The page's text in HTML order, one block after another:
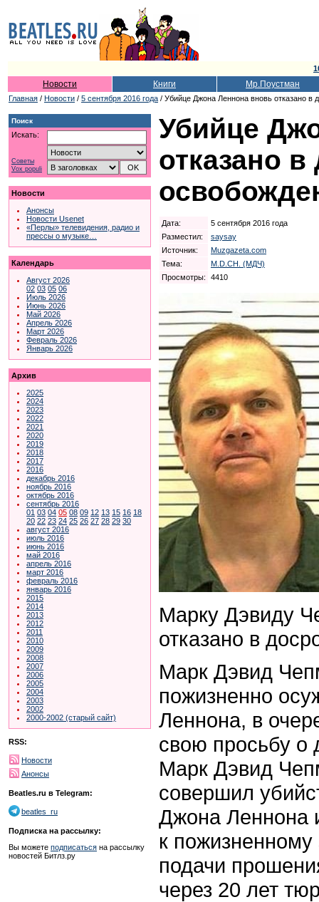
Новости Книги Мр.Поустман
Главная / Новости / 5 сентября 2016 года / Убийце Джона Леннона вновь отказано в
Поиск
Искать:
Советы
Vox populi
Новости
Анонсы
Новости Usenet
«Перлы» телевидения, радио и
прессы о музыке…
Календарь
Август 2026
02 03 05 06
Июль 2026
Июнь 2026
Май 2026
Апрель 2026
Март 2026
Февраль 2026
Январь 2026
Архив
2025
2024
2023
2022
2021
2020
2019
2018
2017
2016
декабрь 2016
ноябрь 2016
октябрь 2016
сентябрь 2016
01 03 04 05 08 09 12 13 15 16 18
20 22 23 24 25 26 27 28 29 30
август 2016
июль 2016
июнь 2016
май 2016
апрель 2016
март 2016
февраль 2016
январь 2016
2015
2014
2013
2012
2011
2010
2009
2008
2007
2006
2005
2004
2003
2002
2000-2002 (старый сайт)
RSS:
Новости
Анонсы
Beatles.ru в Telegram:
beatles_ru
Подписка на рассылку:
Вы можете подписаться на рассылку
новостей Битлз.ру
Убийце
отказано
Дата:
5 сентября 2016 года
Разместил:
saysay
Источник:
Muzgazeta.com
Тема:
M.D.CH. (МДЧ)
Просмотры:
4410
Марку Дэвиду
отказано в
Марк Дэвид
пожизненно
Леннона, в
свою просьбу о
Марк Дэвид
совершил
Джона Леннона
к
подачи
через 20 лет